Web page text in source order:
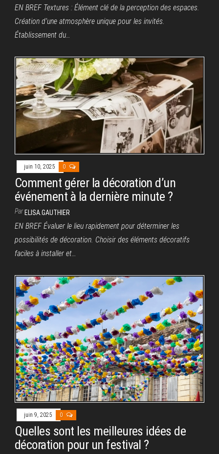
EN BREF Textures : Élément clé de la perception des espaces.
Création d’une atmosphère unique pour les invités.
Établissement du…
juin 10, 2025 0
Comment gérer la décoration d’un
événement à la dernière minute ?
Par ELISA.GAUTHIER
EN BREF Évaluer le lieu rapidement pour déterminer les
possibilités de décoration. Choisir des éléments décoratifs
faciles à installer et…
juin 9, 2025 0
Quelles sont les meilleures idées de
décoration pour un festival ?